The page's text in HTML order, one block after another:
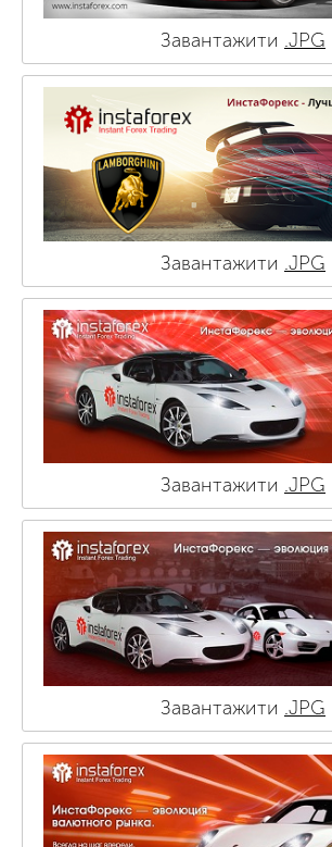
Завантажити .JPG
Завантажити .JPG
Завантажити .JPG
Завантажити .JPG